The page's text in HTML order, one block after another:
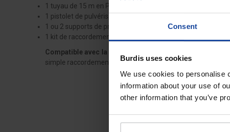
Consent
Burdis uses cookies
We use cookies to personalise
information about your use of
other information that you’ve
1 tuyau de 15 m en PVC alimentaire (autres tailles
1 pistolet de pulvérisation anti-chocs en laiton
1 ou 2 supports de produits selon le modèle (bidons et
1 kit de raccordement de 2 m en PVC alimentaire
Compatible avec la majeure partie des détergents et
simple raccordement à une arrivée d'eau suffit au